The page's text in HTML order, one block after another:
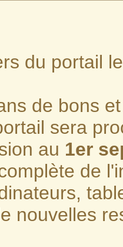
du portail
de bons
sera
au 1er
de
nouvelles